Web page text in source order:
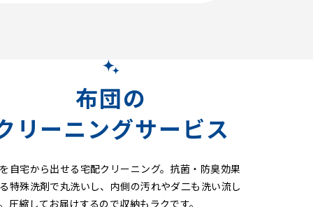
布団の
リーニングサービス
自宅から出せる宅配クリーニング。抗菌・防臭効果
特殊洗剤で丸洗いし、内側の汚れやダ二も洗い流し
圧縮してお届けするので収納もラクです。